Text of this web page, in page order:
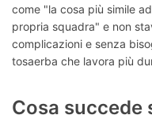
come "la cosa più simile
propria squadra" e non
complicazioni e senza
tosaerba che lavora più
Cosa succede